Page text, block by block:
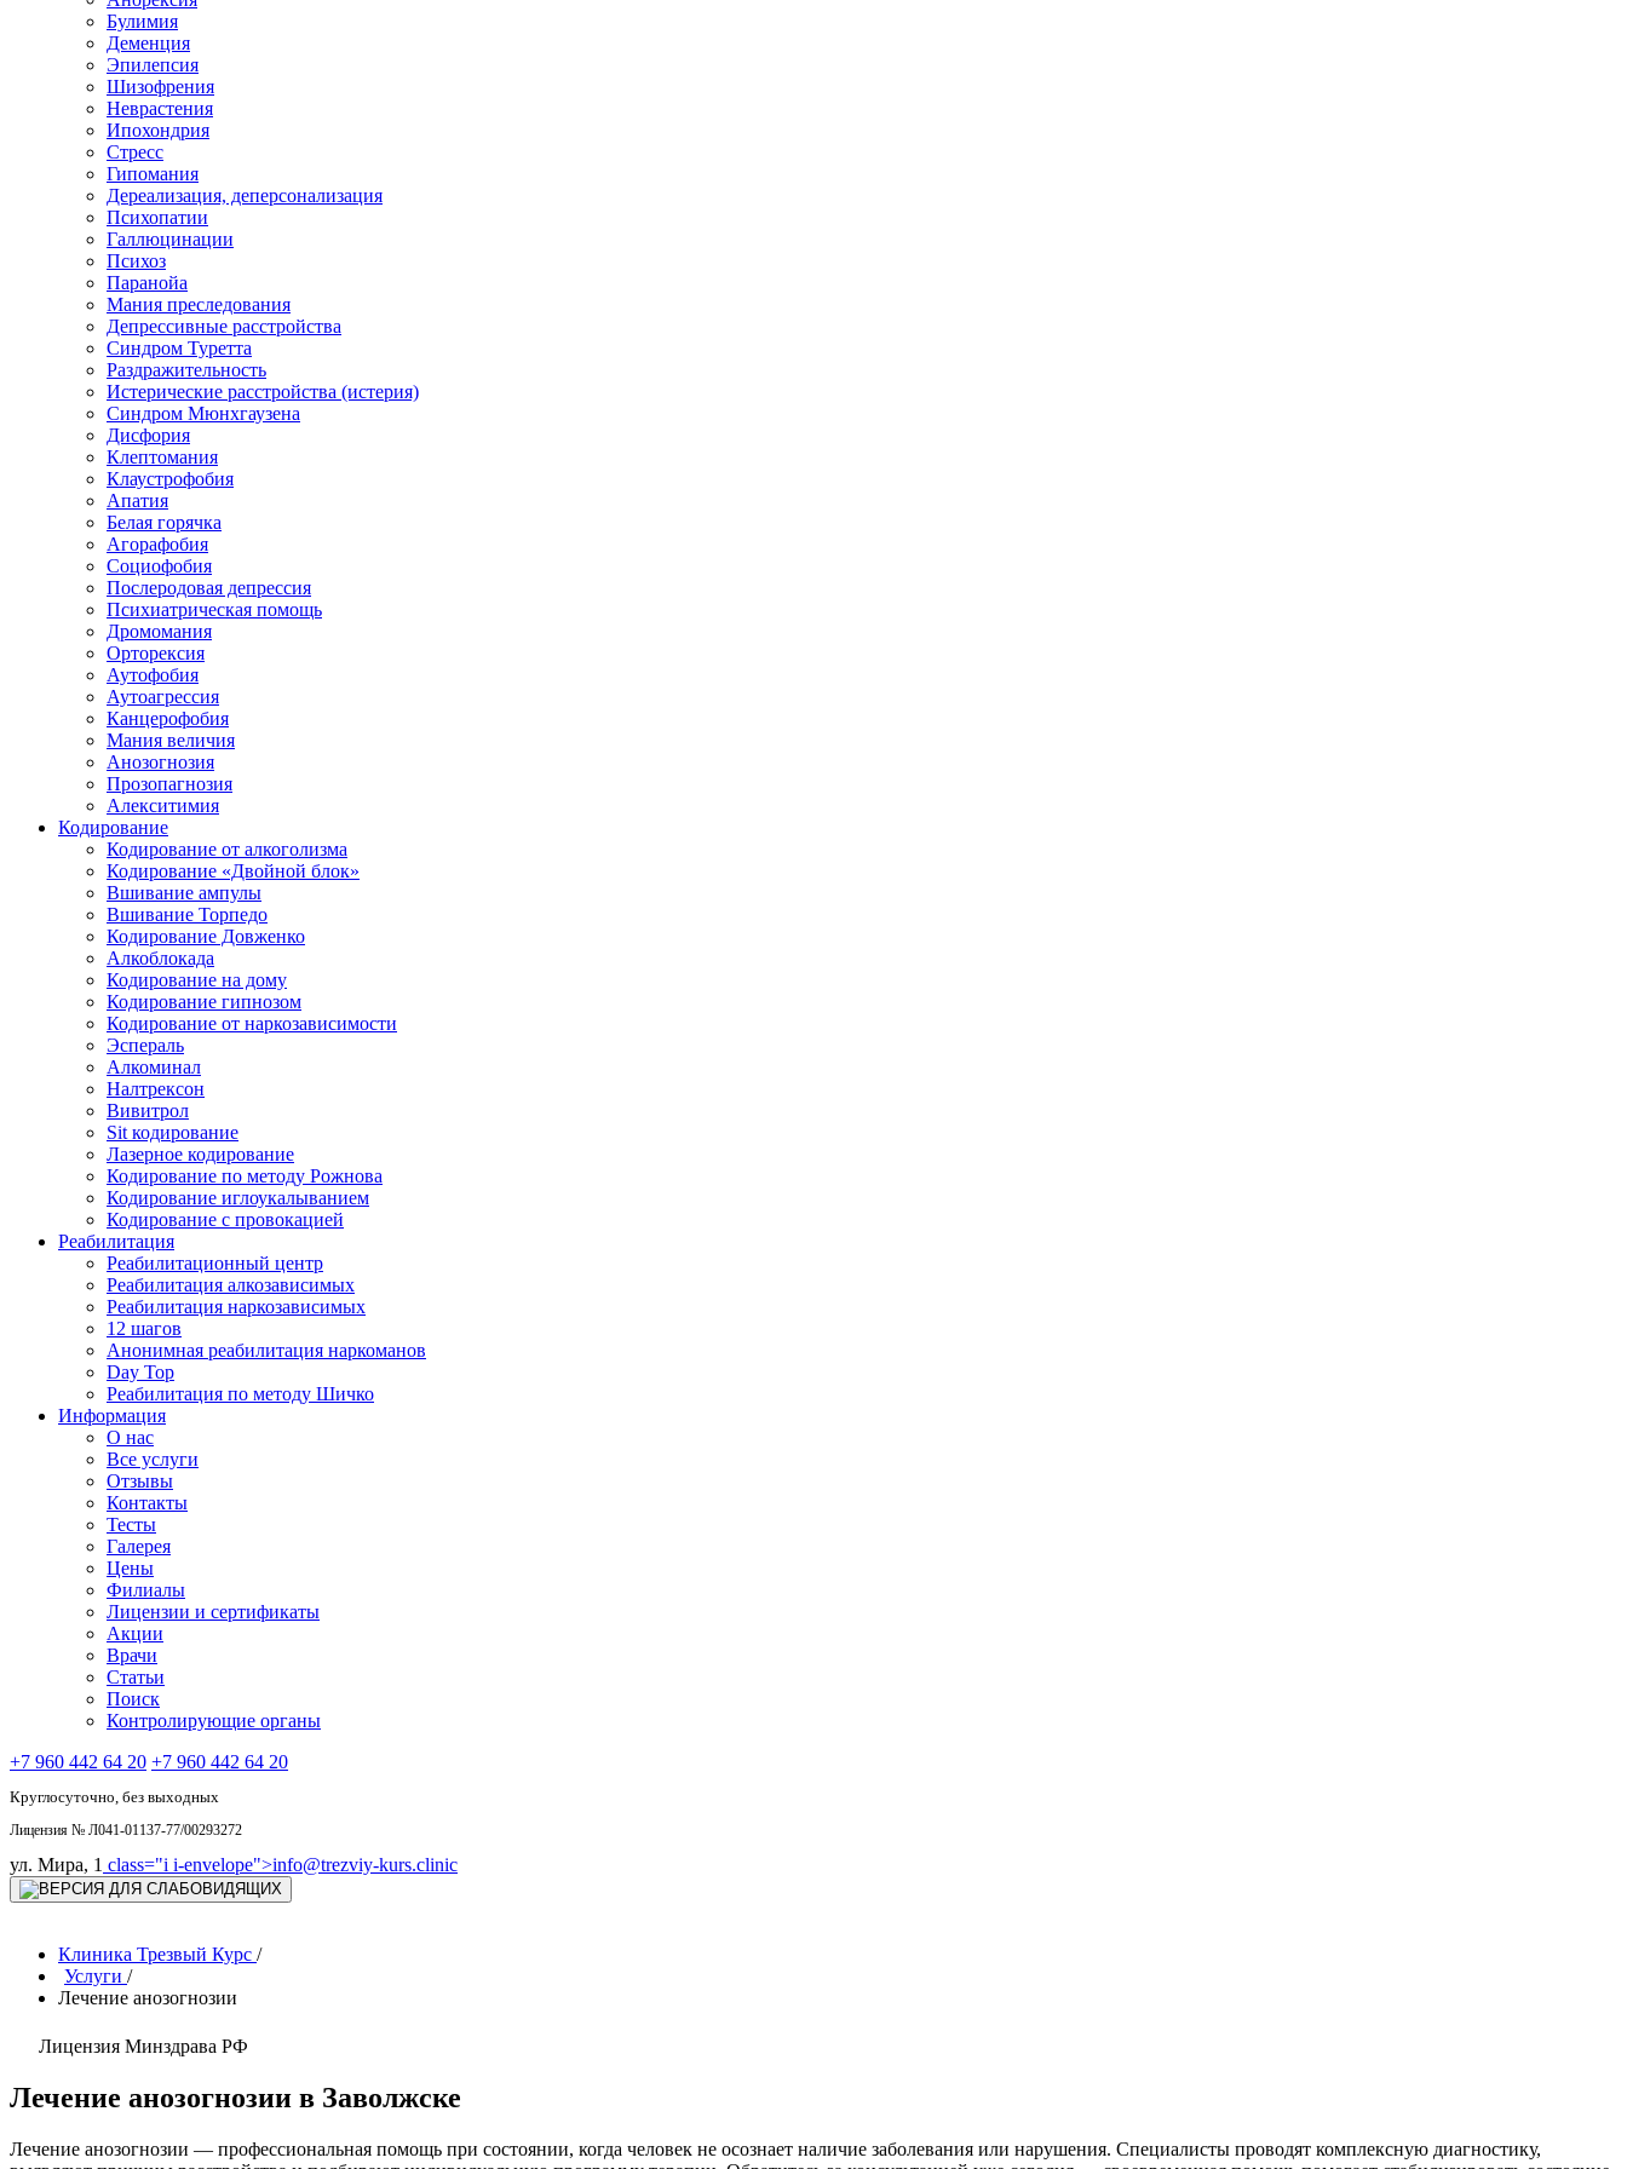
Булимия
Деменция
Эпилепсия
Шизофрения
Неврастения
Ипохондрия
Стресс
Гипомания
Дереализация, деперсонализация
Психопатии
Галлюцинации
Психоз
Паранойа
Мания преследования
Депрессивные расстройства
Синдром Туретта
Раздражительность
Истерические расстройства (истерия)
Синдром Мюнхгаузена
Дисфория
Клептомания
Клаустрофобия
Апатия
Белая горячка
Агорафобия
Социофобия
Послеродовая депрессия
Психиатрическая помощь
Дромомания
Орторексия
Аутофобия
Аутоагрессия
Канцерофобия
Мания величия
Анозогнозия
Прозопагнозия
Алекситимия
Кодирование
Кодирование от алкоголизма
Кодирование «Двойной блок»
Вшивание ампулы
Вшивание Торпедо
Кодирование Довженко
Алкоблокада
Кодирование на дому
Кодирование гипнозом
Кодирование от наркозависимости
Эспераль
Алкоминал
Налтрексон
Вивитрол
Sit кодирование
Лазерное кодирование
Кодирование по методу Рожнова
Кодирование иглоукалыванием
Кодирование с провокацией
Реабилитация
Реабилитационный центр
Реабилитация алкозависимых
Реабилитация наркозависимых
12 шагов
Анонимная реабилитация наркоманов
Day Top
Реабилитация по методу Шичко
Информация
О нас
Все услуги
Отзывы
Контакты
Тесты
Галерея
Цены
Филиалы
Лицензии и сертификаты
Акции
Врачи
Статьи
Поиск
Контролирующие органы
+7 960 442 64 20 +7 960 442 64 20
Круглосуточно, без выходных
Лицензия № Л041-01137-77/00293272
ул. Мира, 1 class="i i-envelope">info@trezviy-kurs.clinic
Клиника Трезвый Курс /
Услуги /
Лечение анозогнозии
Лицензия Минздрава РФ
Лечение анозогнозии в Заволжске
Лечение анозогнозии — профессиональная помощь при состоянии, когда человек не осознает наличие заболевания или нарушения. Специалисты проводят комплексную диагностику,